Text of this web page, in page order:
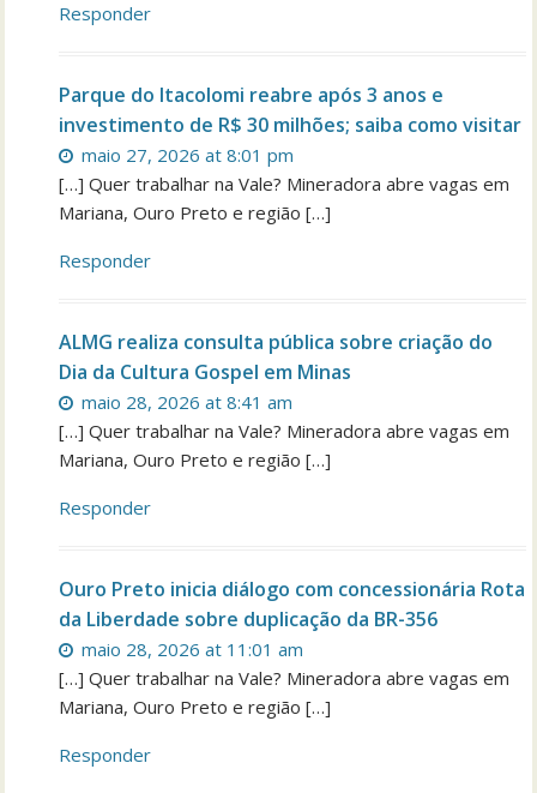
Responder
Parque do Itacolomi reabre após 3 anos e
investimento de R$ 30 milhões; saiba como visitar
maio 27, 2026 at 8:01 pm
[…] Quer trabalhar na Vale? Mineradora abre vagas em
Mariana, Ouro Preto e região […]
Responder
ALMG realiza consulta pública sobre criação do
Dia da Cultura Gospel em Minas
maio 28, 2026 at 8:41 am
[…] Quer trabalhar na Vale? Mineradora abre vagas em
Mariana, Ouro Preto e região […]
Responder
Ouro Preto inicia diálogo com concessionária Rota
da Liberdade sobre duplicação da BR-356
maio 28, 2026 at 11:01 am
[…] Quer trabalhar na Vale? Mineradora abre vagas em
Mariana, Ouro Preto e região […]
Responder